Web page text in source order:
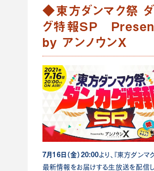
◆東方ダンマク祭
グ特報SP
by アンノウンX
7月16日（金）20:00より、『東方ダンマ
最新情報をお届けする生放送を配信し